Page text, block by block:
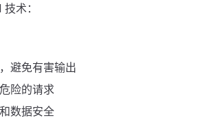
术：
避免有害输出
险的请求
数据安全